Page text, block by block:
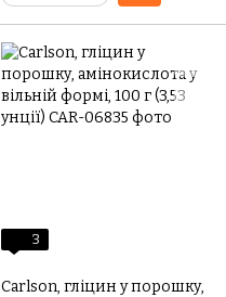
3
Carlson, гліцин у порошку,